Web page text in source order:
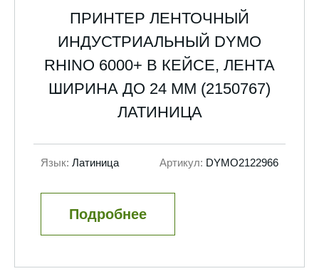
ПРИНТЕР ЛЕНТОЧНЫЙ
ИНДУСТРИАЛЬНЫЙ DYMO
RHINO 6000+ В КЕЙСЕ, ЛЕНТА
ШИРИНА ДО 24 ММ (2150767)
ЛАТИНИЦА
Язык: Латиница Артикул: DYMO2122966
Подробнее